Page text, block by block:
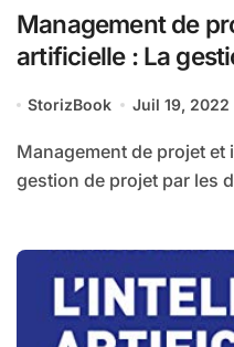
Management de
artificielle : La
StorizBook Juil 19, 2022
Management de projet et intelligence artificielle (IA) La
gestion de projet par les